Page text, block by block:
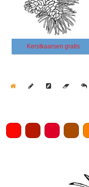
Kerstkaarsen gratis